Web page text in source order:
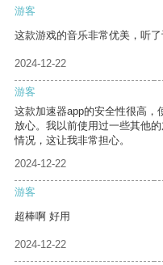
游客
这款游戏的音乐非常优美，听了
2024-12-22
游客
这款加速器app的安全性很高，
放心。我以前使用过一些其他
情况，这让我非常担心。
2024-12-22
游客
超棒啊 好用
2024-12-22